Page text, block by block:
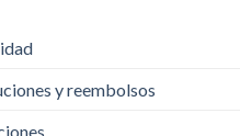
y reembolsos